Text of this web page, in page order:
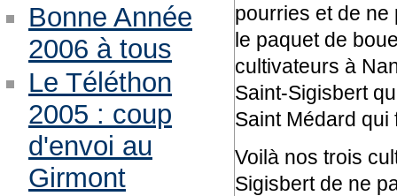
pourries et de
le paquet de
cultivateurs à
Saint-Sigisbert
Saint Médard qui
Voilà nos trois
Sigisbert de ne
Bonne Année
2006 à tous
Le Téléthon
2005 : coup
d'envoi au
Girmont